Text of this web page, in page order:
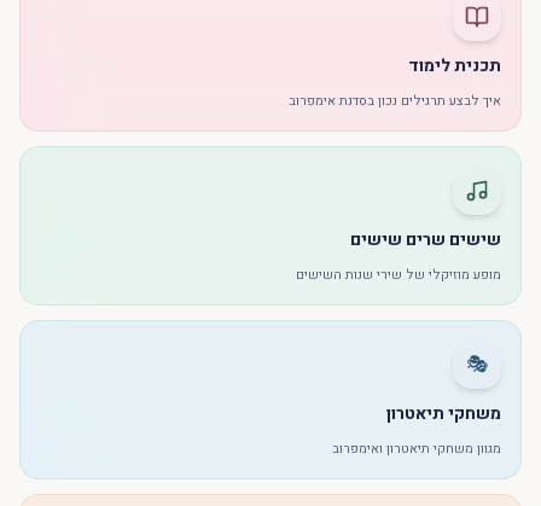
תכנית לימוד
איך לבצע תרגילים נכון בסדנת אימפרוב
שישים שרים שישים
מופע מוזיקלי של שירי שנות השישים
🎭
משחקי תיאטרון
מגוון משחקי תיאטרון ואימפרוב